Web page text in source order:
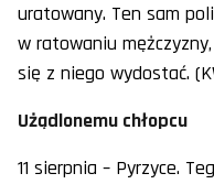
uratowany. Ten sam
w ratowaniu
się z niego wydostać.
Użądlonemu chłopcu
11 sierpnia – Pyrzyce.